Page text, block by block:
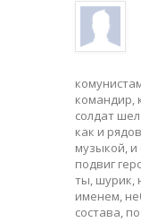
командир,
солдат
как и
музыкой, и
подвиг
ты, шурик,
именем,
состава,